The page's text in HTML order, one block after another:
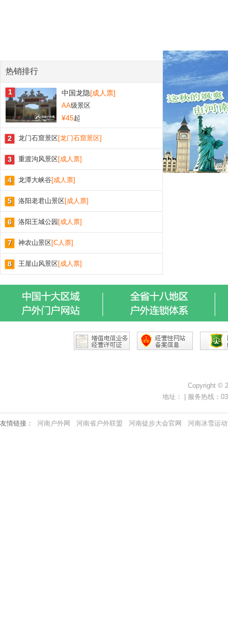
热销排行
中国龙隐[成人票]
AA级景区
¥45起
1
龙门石窟景区[龙门石窟景区]
2
重渡沟风景区[成人票]
3
龙潭大峡谷[成人票]
4
洛阳老君山景区[成人票]
5
洛阳王城公园 [成人票]
6
神农山景区[C人票]
7
王屋山风景区[成人票]
8
Copyright ©
地址： | 服务热线：
友情链接： 河南户外网 河南省户外联盟 河南徒步大会官网 河南冰雪运